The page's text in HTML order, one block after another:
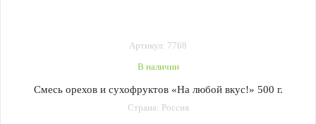
Артикул: 7768
В наличии
Смесь орехов и сухофруктов «На любой вкус!» 500 г.
Страна: Россия